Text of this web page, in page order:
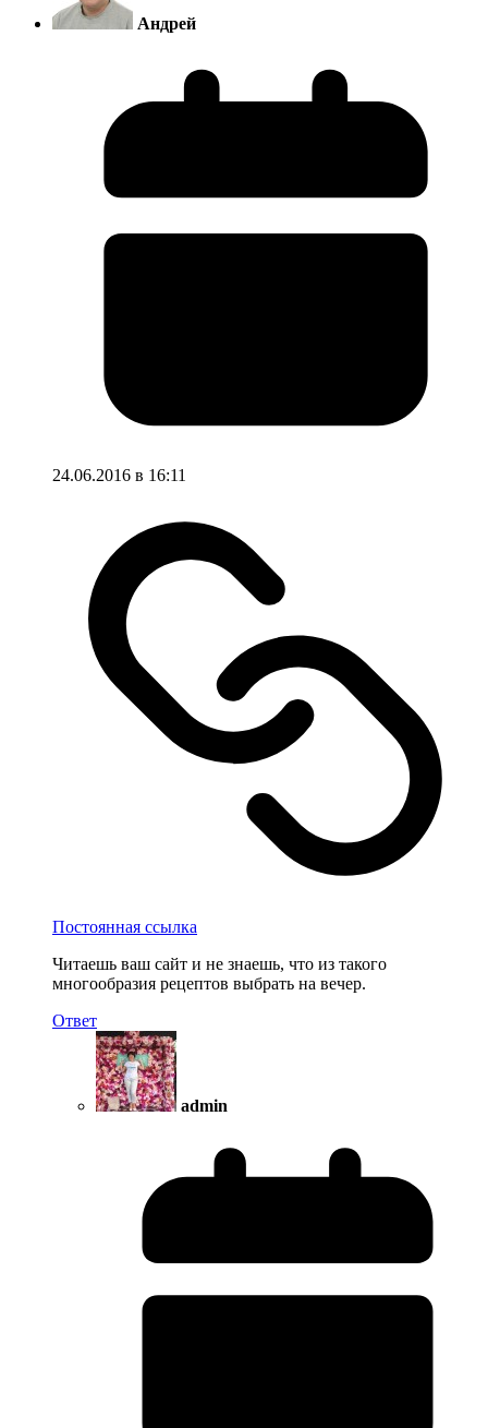
Андрей
24.06.2016 в 16:11
Постоянная ссылка
Читаешь ваш сайт и не знаешь, что из такого
многообразия рецептов выбрать на вечер.
Ответ
admin